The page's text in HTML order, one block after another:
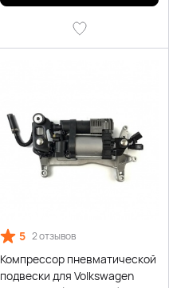
5 2 отзывов
Компрессор пневматической
подвески для Volkswagen